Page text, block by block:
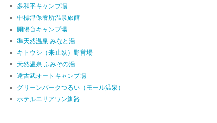
多和平キャンプ場
中標津保養所温泉旅館
開陽台キャンプ場
準天然温泉 みなと湯
キトウシ（来止臥）野営場
天然温泉 ふみぞの湯
達古武オートキャンプ場
グリーンパークつるい（モール温泉）
ホテルエリアワン釧路